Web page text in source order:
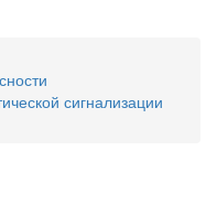
сигнализации